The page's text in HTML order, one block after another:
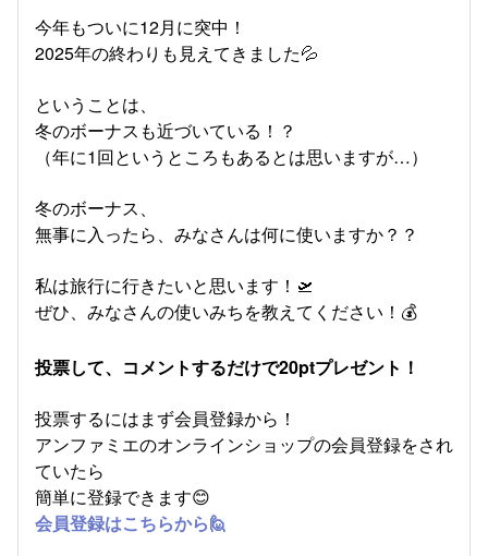
今年もついに12月に突中！
2025年の終わりも見えてきました💦
ということは、
冬のボーナスも近づいている！？
（年に1回というところもあるとは思いますが…）
冬のボーナス、
無事に入ったら、みなさんは何に使いますか？？
私は旅行に行きたいと思います！🛫
ぜひ、みなさんの使いみちを教えてください！💰
投票して、コメントするだけで20ptプレゼント！
投票するにはまず会員登録から！
アンファミエのオンラインショップの会員登録をされ
ていたら
簡単に登録できます😊
会員登録はこちらから🙋